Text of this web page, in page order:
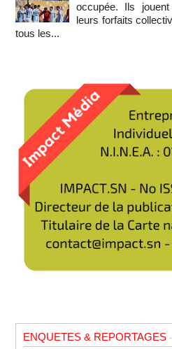
occupée. Ils
leurs forfaits
tous les...
ENQUETES & REPORTAGES